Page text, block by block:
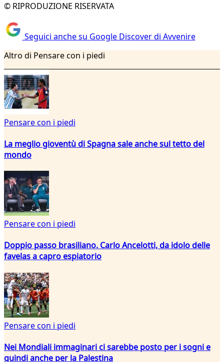
© RIPRODUZIONE RISERVATA
Seguici anche su Google Discover di Avvenire
Altro di Pensare con i piedi
Pensare con i piedi
La meglio gioventù di Spagna sale anche sul tetto del
mondo
Pensare con i piedi
Doppio passo brasiliano. Carlo Ancelotti, da idolo delle
favelas a capro espiatorio
Pensare con i piedi
Nei Mondiali immaginari ci sarebbe posto per i sogni e
quindi anche per la Palestina